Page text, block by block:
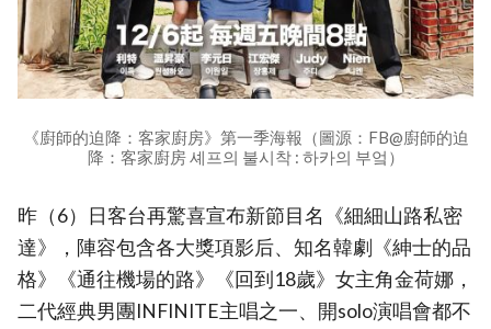
《廚師的迫降：客家廚房》第一季海報（圖源：FB@廚師的迫
降：客家廚房 셰프의 불시착 : 하카의 부엌）
昨（6）日客台再驚喜宣布新節目名《細細山路私密
達》，陣容包含各大獎項影后、知名韓劇《紳士的品
格》《通往機場的路》《回到18歲》女主角金荷娜，
二代經典男團INFINITE主唱之一、開solo演唱會都不